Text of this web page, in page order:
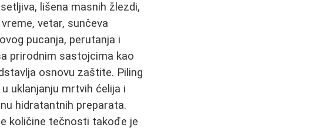
lišena masnih žlezdi,
vetar, sunčeva
pucanja, perutanja i
prirodnim sastojcima kao
osnovu zaštite. Piling
uklanjanju mrtvih ćelija i
hidratantnih preparata.
količine tečnosti takođe je